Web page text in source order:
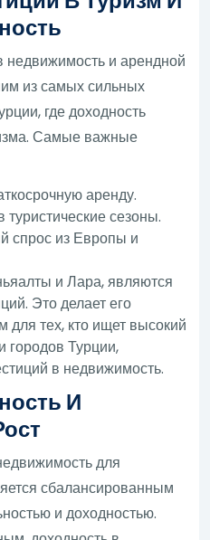
недвижимость и арендной
из самых сильных
где доходность
Самые важные
аренду.
сезоны.
спрос из Европы и
и Лара, являются
Это делает его
тех, кто ищет высокий
городов Турции,
в недвижимость.
И
для
сбалансированным
и доходностью.